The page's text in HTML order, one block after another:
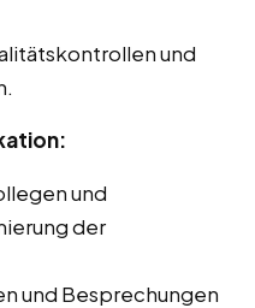
und
und
der
und Besprechungen